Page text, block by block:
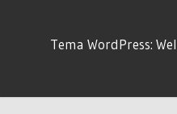
Tema WordPress: